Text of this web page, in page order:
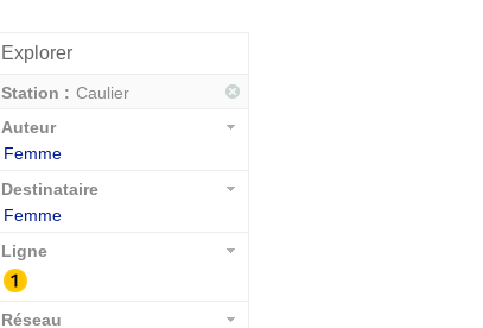
Explorer
Station : Caulier
Auteur
Femme
Destinataire
Femme
Ligne
Réseau